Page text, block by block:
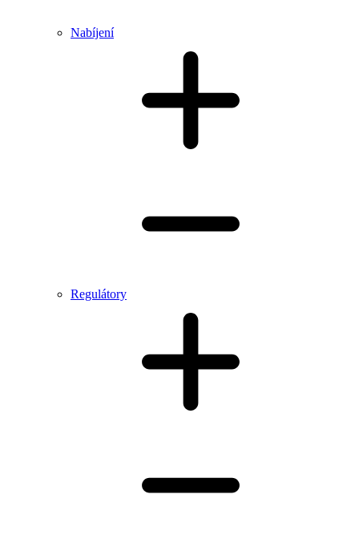
Nabíjení
Regulátory